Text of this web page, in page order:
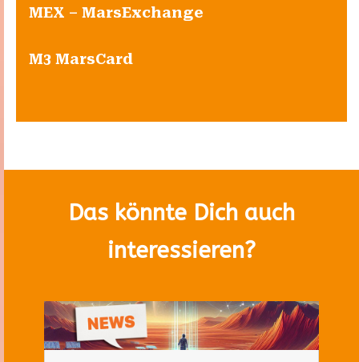
MEX – MarsExchange
M3 MarsCard
Das könnte Dich auch
interessieren?